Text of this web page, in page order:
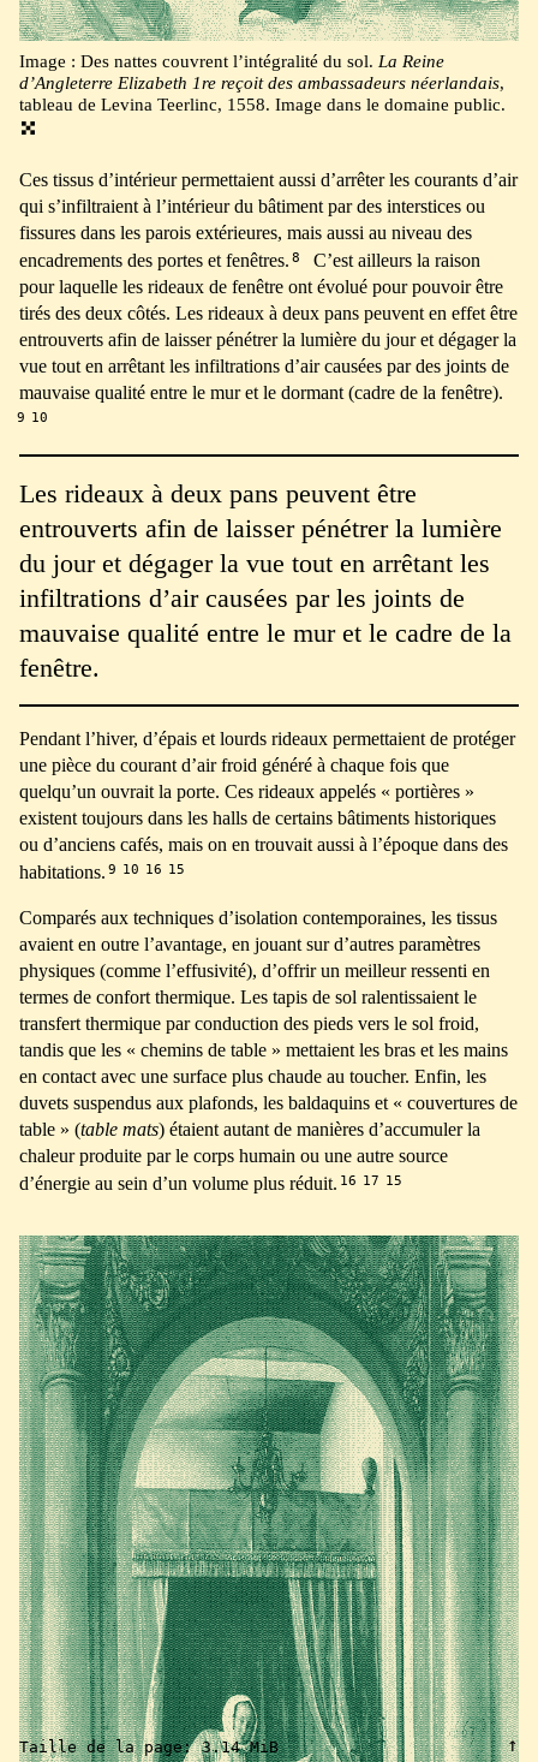
Image : Des nattes couvrent l’intégralité du sol. La Reine
d’Angleterre Elizabeth 1re reçoit des ambassadeurs néerlandais,
tableau de Levina Teerlinc, 1558. Image dans le domaine public.
Ces tissus d’intérieur permettaient aussi d’arrêter les courants d’air
qui s’infiltraient à l’intérieur du bâtiment par des interstices ou
fissures dans les parois extérieures, mais aussi au niveau des
encadrements des portes et fenêtres.8
C’est ailleurs la raison
pour laquelle les rideaux de fenêtre ont évolué pour pouvoir être
tirés des deux côtés. Les rideaux à deux pans peuvent en effet être
entrouverts afin de laisser pénétrer la lumière du jour et dégager la
vue tout en arrêtant les infiltrations d’air causées par des joints de
mauvaise qualité entre le mur et le dormant (cadre de la fenêtre).
9 10
Les rideaux à deux pans peuvent être
entrouverts afin de laisser pénétrer la lumière
du jour et dégager la vue tout en arrêtant les
infiltrations d’air causées par les joints de
mauvaise qualité entre le mur et le cadre de la
fenêtre.
Pendant l’hiver, d’épais et lourds rideaux permettaient de protéger
une pièce du courant d’air froid généré à chaque fois que
quelqu’un ouvrait la porte. Ces rideaux appelés « portières »
existent toujours dans les halls de certains bâtiments historiques
ou d’anciens cafés, mais on en trouvait aussi à l’époque dans des
habitations.9 10 16 15
Comparés aux techniques d’isolation contemporaines, les tissus
avaient en outre l’avantage, en jouant sur d’autres paramètres
physiques (comme l’effusivité), d’offrir un meilleur ressenti en
termes de confort thermique. Les tapis de sol ralentissaient le
transfert thermique par conduction des pieds vers le sol froid,
tandis que les « chemins de table » mettaient les bras et les mains
en contact avec une surface plus chaude au toucher. Enfin, les
duvets suspendus aux plafonds, les baldaquins et « couvertures de
table » (table mats) étaient autant de manières d’accumuler la
chaleur produite par le corps humain ou une autre source
d’énergie au sein d’un volume plus réduit.16 17 15
Taille de la page:3.14 MiB ↑